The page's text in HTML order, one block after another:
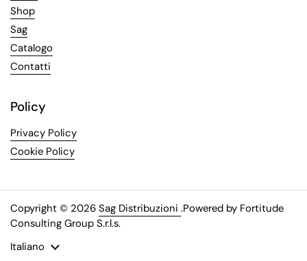
Shop
Sag
Catalogo
Contatti
Policy
Privacy Policy
Cookie Policy
Copyright © 2026 Sag Distribuzioni .Powered by Fortitude
Consulting Group S.r.l.s.
Lingua
Italiano